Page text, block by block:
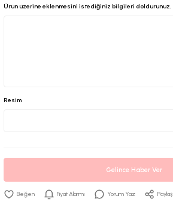
Ürün üzerine eklenmesini istediğiniz bilgileri doldurunuz.
Resim
Gelince Haber Ver
Fiyat Alarmı Yorum Yaz Paylaş